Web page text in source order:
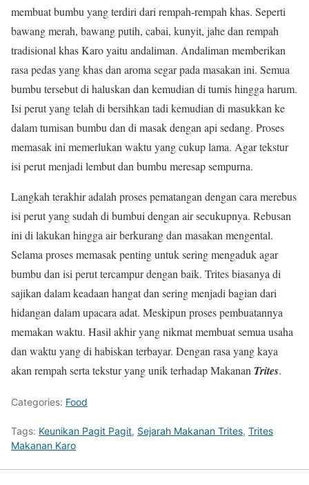
membuat bumbu yang terdiri dari rempah-rempah khas. Seperti
bawang merah, bawang putih, cabai, kunyit, jahe dan rempah
tradisional khas Karo yaitu andaliman. Andaliman memberikan
rasa pedas yang khas dan aroma segar pada masakan ini. Semua
bumbu tersebut di haluskan dan kemudian di tumis hingga harum.
Isi perut yang telah di bersihkan tadi kemudian di masukkan ke
dalam tumisan bumbu dan di masak dengan api sedang. Proses
memasak ini memerlukan waktu yang cukup lama. Agar tekstur
isi perut menjadi lembut dan bumbu meresap sempurna.
Langkah terakhir adalah proses pematangan dengan cara merebus
isi perut yang sudah di bumbui dengan air secukupnya. Rebusan
ini di lakukan hingga air berkurang dan masakan mengental.
Selama proses memasak penting untuk sering mengaduk agar
bumbu dan isi perut tercampur dengan baik. Trites biasanya di
sajikan dalam keadaan hangat dan sering menjadi bagian dari
hidangan dalam upacara adat. Meskipun proses pembuatannya
memakan waktu. Hasil akhir yang nikmat membuat semua usaha
dan waktu yang di habiskan terbayar. Dengan rasa yang kaya
akan rempah serta tekstur yang unik terhadap Makanan Trites.
Categories: Food
Tags: Keunikan Pagit Pagit, Sejarah Makanan Trites, Trites
Makanan Karo